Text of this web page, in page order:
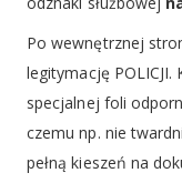
Po wewnętrznej
legitymację
specjalnej foli
czemu np. nie
pełną kieszeń na